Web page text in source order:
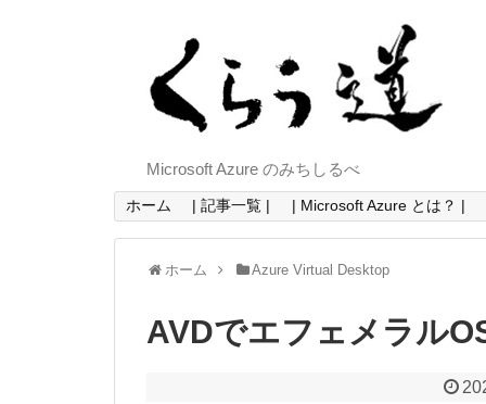
Microsoft Azure のみちしるべ
ホーム | 記事一覧 | | Microsoft Azure とは？ |
ホーム Azure Virtual Desktop
AVDでエフェメラル